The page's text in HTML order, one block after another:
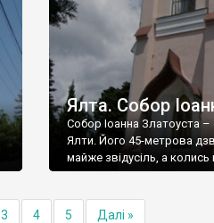
Ялта. Собор
Собор Іоанна Златоуста
Ялти. Його 45-метрова
майже звідусіль, а
3 4 5 Далі »